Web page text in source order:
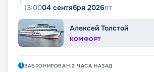
13:0004 сентября 2026пт
Алексей Толстой
КОМФОРТ
ЗАБРОНИРОВАН 2 ЧАСА НАЗАД